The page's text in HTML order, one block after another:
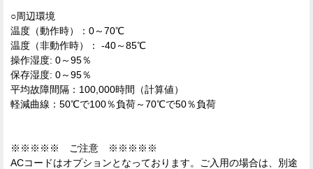
○周辺環境
温度（動作時）：0～70℃
温度（非動作時）： -40～85℃
操作湿度: 0～95％
保存湿度: 0～95％
平均故障間隔：100,000時間（計算値）
軽減曲線：50℃で100％負荷～70℃で50％負荷
※※※※※ ご注意 ※※※※※
ACコードはオプションとなっております。ご入用の場合は、別途